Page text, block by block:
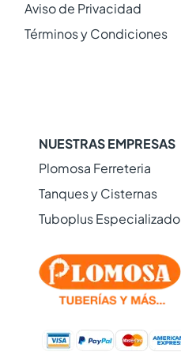
Aviso de Privacidad
Términos y Condiciones
NUESTRAS EMPRESAS
Plomosa Ferreteria
Tanques y Cisternas
Tuboplus Especializado